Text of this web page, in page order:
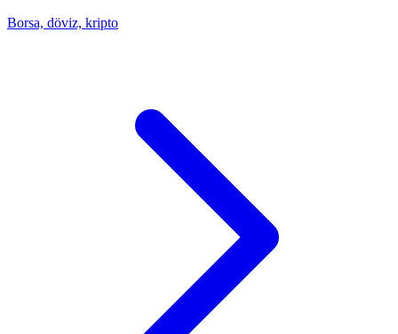
Borsa, döviz, kripto